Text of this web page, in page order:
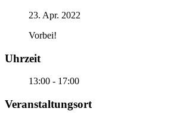
23. Apr. 2022
Vorbei!
Uhrzeit
13:00 - 17:00
Veranstaltungsort